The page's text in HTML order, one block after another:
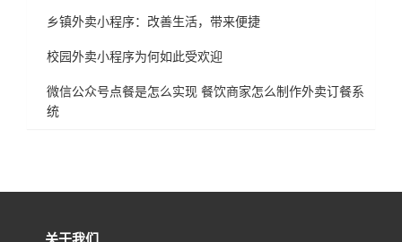
乡镇外卖小程序：改善生活，带来便捷
校园外卖小程序为何如此受欢迎
微信公众号点餐是怎么实现 餐饮商家怎么制作外卖订餐系
统
关于我们